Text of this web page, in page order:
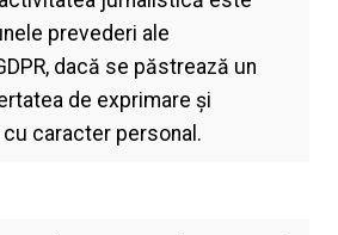
prevederi ale
dacă se păstrează un
de exprimare şi
caracter personal.